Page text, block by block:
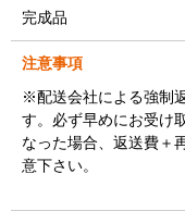
完成品
注意事項
※配送会社による強制
す。必ず早めにお受け
なった場合、返送費＋
意下さい。